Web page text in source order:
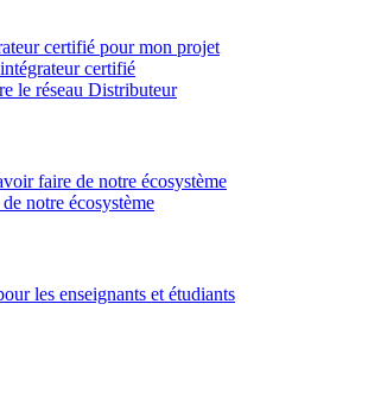
certifié pour mon projet
certifié
le réseau Distributeur
faire de notre écosystème
notre écosystème
les enseignants et étudiants